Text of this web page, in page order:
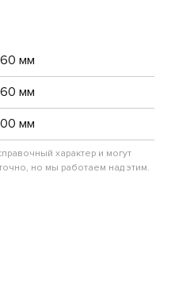
мм
мм
мм
характер и могут
но мы работаем над этим.